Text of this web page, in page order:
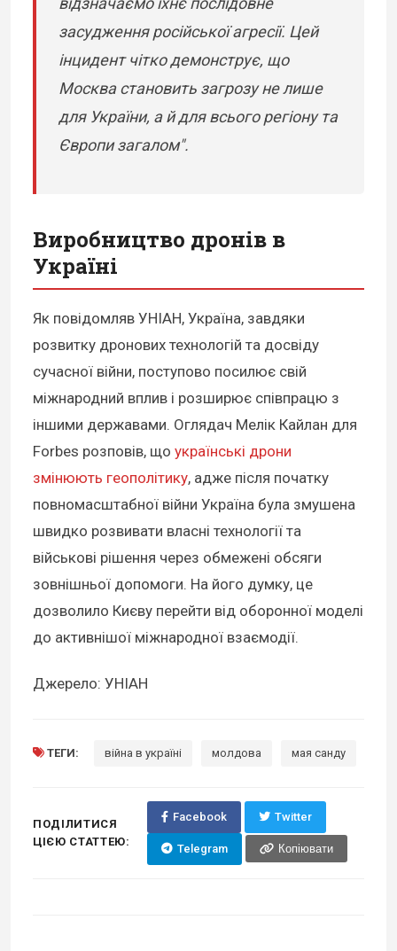
засудження російської агресії. Цей
інцидент чітко демонструє, що
Москва становить загрозу не лише
для України, а й для всього регіону та
Європи загалом".
Виробництво дронів в
Україні
Як повідомляв УНІАН, Україна, завдяки
розвитку дронових технологій та досвіду
сучасної війни, поступово посилює свій
міжнародний вплив і розширює співпрацю з
іншими державами. Оглядач Мелік Кайлан для
Forbes розповів, що українські дрони
змінюють геополітику, адже після початку
повномасштабної війни Україна була змушена
швидко розвивати власні технології та
військові рішення через обмежені обсяги
зовнішньої допомоги. На його думку, це
дозволило Києву перейти від оборонної моделі
до активнішої міжнародної взаємодії.
Джерело: УНІАН
ТЕГИ: війна в україні молдова мая санду
ПОДІЛИТИСЯ
ЦІЄЮ СТАТТЕЮ:
Facebook Twitter
Telegram Копіювати